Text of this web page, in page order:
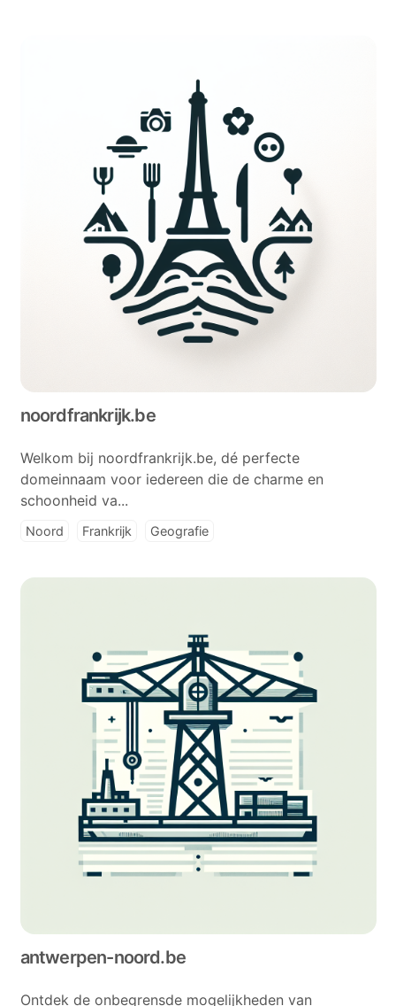
noordfrankrijk.be
Welkom bij noordfrankrijk.be, dé perfecte
domeinnaam voor iedereen die de charme en
schoonheid va...
Noord Frankrijk Geografie
antwerpen-noord.be
Ontdek de onbegrensde mogelijkheden van